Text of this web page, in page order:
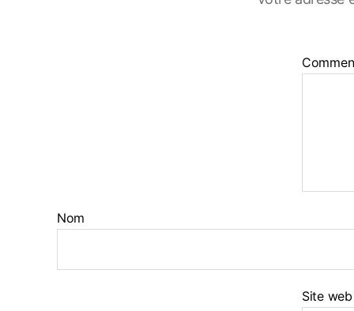
Nom
Site web